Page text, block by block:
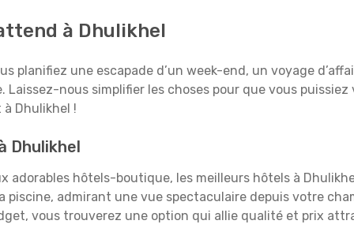
à Dhulikhel
planifiez une escapade d’un week-end, un voyage
Laissez-nous simplifier les choses pour que vous
Dhulikhel !
Dhulikhel
adorables hôtels-boutique, les meilleurs hôtels à
admirant une vue spectaculaire depuis votre
vous trouverez une option qui allie qualité et prix